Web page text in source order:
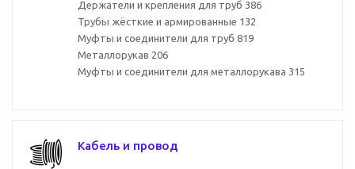
Держатели и крепления для труб 386
Трубы жёсткие и армированные 132
Муфты и соединители для труб 819
Металлорукав 206
Муфты и соединители для металлорукава 315
Кабель и провод